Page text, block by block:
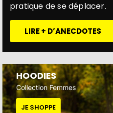
pratique de se déplacer.
LIRE + D’ANECDOTES
HOODIES
Collection Femmes
JE SHOPPE